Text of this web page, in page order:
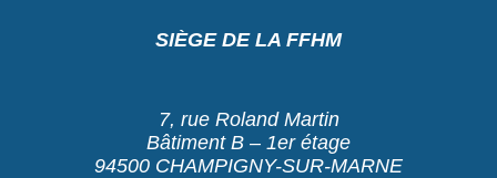
SIÈGE DE LA FFHM
7, rue Roland Martin
Bâtiment B – 1er étage
94500 CHAMPIGNY-SUR-MARNE